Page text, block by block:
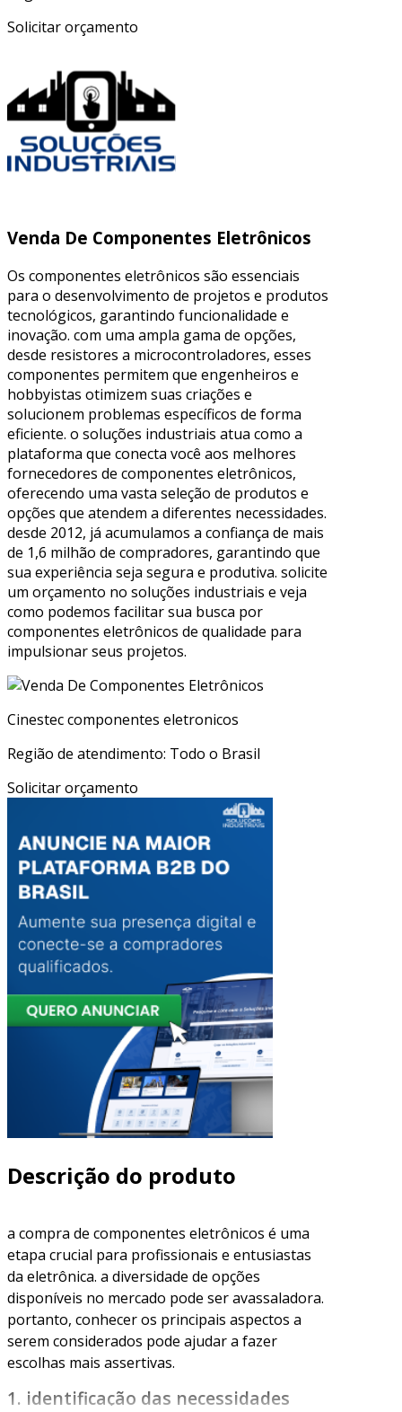
Solicitar orçamento
Venda De Componentes Eletrônicos
Os componentes eletrônicos são essenciais
para o desenvolvimento de projetos e produtos
tecnológicos, garantindo funcionalidade e
inovação. com uma ampla gama de opções,
desde resistores a microcontroladores, esses
componentes permitem que engenheiros e
hobbyistas otimizem suas criações e
solucionem problemas específicos de forma
eficiente. o soluções industriais atua como a
plataforma que conecta você aos melhores
fornecedores de componentes eletrônicos,
oferecendo uma vasta seleção de produtos e
opções que atendem a diferentes necessidades.
desde 2012, já acumulamos a confiança de mais
de 1,6 milhão de compradores, garantindo que
sua experiência seja segura e produtiva. solicite
um orçamento no soluções industriais e veja
como podemos facilitar sua busca por
componentes eletrônicos de qualidade para
impulsionar seus projetos.
Cinestec componentes eletronicos
Região de atendimento: Todo o Brasil
Solicitar orçamento
Descrição do produto
a compra de componentes eletrônicos é uma
etapa crucial para profissionais e entusiastas
da eletrônica. a diversidade de opções
disponíveis no mercado pode ser avassaladora.
portanto, conhecer os principais aspectos a
serem considerados pode ajudar a fazer
escolhas mais assertivas.
1. identificação das necessidades